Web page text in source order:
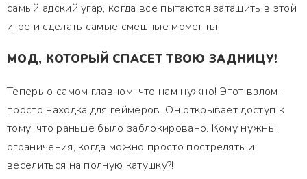
самый адский угар, когда все пытаются затащить в этой
игре и сделать самые смешные моменты!
МОД, КОТОРЫЙ СПАСЕТ ТВОЮ ЗАДНИЦУ!
Теперь о самом главном, что нам нужно! Этот взлом -
просто находка для геймеров. Он открывает доступ к
тому, что раньше было заблокировано. Кому нужны
ограничения, когда можно просто пострелять и
веселиться на полную катушку?!